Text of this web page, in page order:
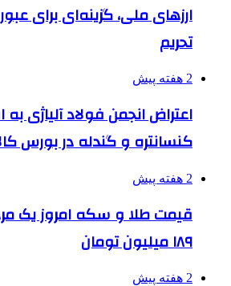
ارزهای ملی، گزینه‌ای برای
تحریم
2 هفته پیش
اعتراض انجمن فولاد آلیاژی
کنسانتره و گندله در بورس
2 هفته پیش
قیمت طلا و سکه امروز یک
۱۸۹ میلیون تومان
2 هفته پیش